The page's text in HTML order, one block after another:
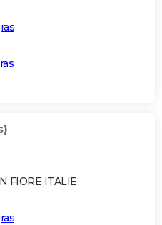
FIORE ITALIE